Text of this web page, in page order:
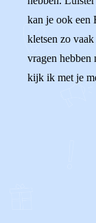
kan je ook een
kletsen zo
vragen hebben
kijk ik met je